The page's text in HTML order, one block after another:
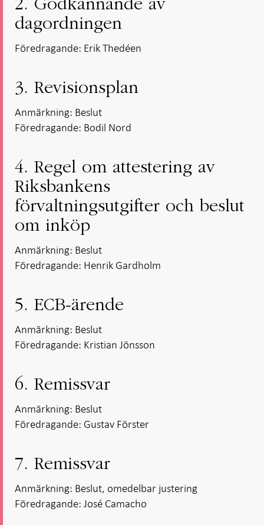
2. Godkännande av
dagordningen
Föredragande: Erik Thedéen
3. Revisionsplan
Anmärkning: Beslut
Föredragande: Bodil Nord
4. Regel om attestering av
Riksbankens
förvaltningsutgifter och beslut
om inköp
Anmärkning: Beslut
Föredragande: Henrik Gardholm
5. ECB-ärende
Anmärkning: Beslut
Föredragande: Kristian Jönsson
6. Remissvar
Anmärkning: Beslut
Föredragande: Gustav Förster
7. Remissvar
Anmärkning: Beslut, omedelbar justering
Föredragande: José Camacho